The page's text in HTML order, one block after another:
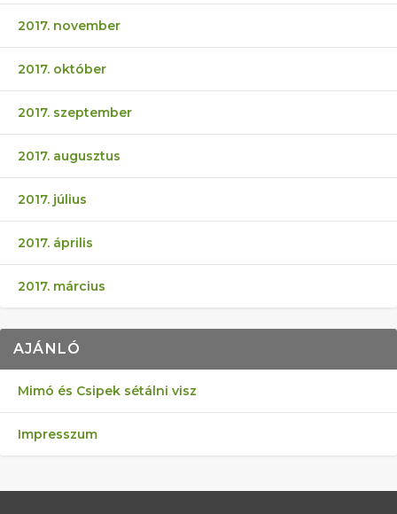
2017. november
2017. október
2017. szeptember
2017. augusztus
2017. július
2017. április
2017. március
AJÁNLÓ
Mimó és Csipek sétálni visz
Impresszum